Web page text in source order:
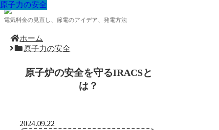
電気料金の見直し、節電のアイデア、発電方法
ホーム
原子力の安全
原子炉の安全を守るIRACSと
は？
原子力の安全
2024.09.22
原子力の安全
原子力の安全
原子力の安全
原子力の安全
原子力の安全
原子力の安全
原子力の安全
原子力の安全